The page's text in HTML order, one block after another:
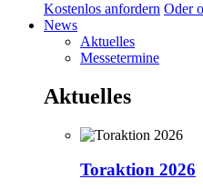
Kostenlos anfordern Oder
News
Aktuelles
Messetermine
Aktuelles
Toraktion 2026